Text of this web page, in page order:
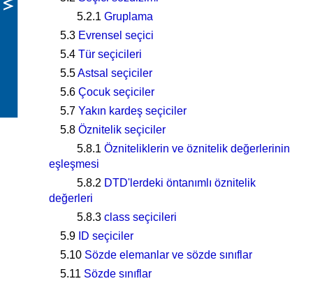
5.2.1 Gruplama
5.3 Evrensel seçici
5.4 Tür seçicileri
5.5Astsal seçiciler
5.6 Çocuk seçiciler
5.7 Yakın kardeş seçiciler
5.8 Öznitelik seçiciler
5.8.1 Özniteliklerin ve öznitelik değerlerinin
eşleşmesi
5.8.2 DTD'lerdeki öntanımlı öznitelik
değerleri
5.8.3 class seçicileri
5.9 ID seçiciler
5.10 Sözde elemanlar ve sözde sınıflar
5.11 Sözde sınıflar